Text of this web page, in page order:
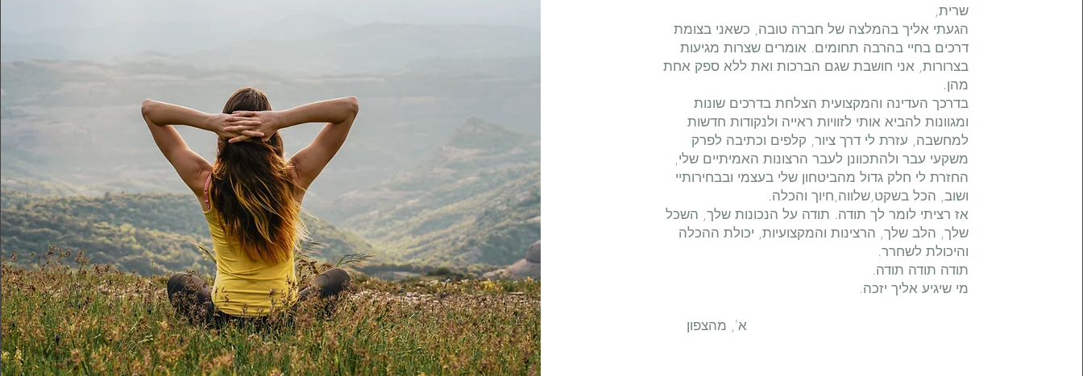
שרית,
הגעתי אליך בהמלצה של חברה טובה, כשאני בצומת
דרכים בחיי בהרבה תחומים. אומרים שצרות מגיעות
בצרורות, אני חושבת שגם הברכות ואת ללא ספק אחת
מהן.
בדרכך העדינה והמקצועית הצלחת בדרכים שונות
ומגוונות להביא אותי לזוויות ראייה ולנקודות חדשות
למחשבה, עזרת לי דרך ציור, קלפים וכתיבה לפרק
משקעי עבר ולהתכוונן לעבר הרצונות האמיתיים שלי,
החזרת לי חלק גדול מהביטחון שלי בעצמי ובבחירותיי
ושוב, הכל בשקט,שלווה,חיוך והכלה.
אז רציתי לומר לך תודה. תודה על הנכונות שלך, השכל
שלך, הלב שלך, הרצינות והמקצועיות, יכולת ההכלה
והיכולת לשחרר.
תודה תודה תודה.
מי שיגיע אליך יזכה.
א', מהצפון